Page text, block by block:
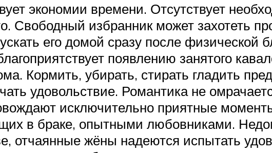
экономии времени. Отсутствует
Свободный избранник может захотеть
его домой сразу после физической
появлению занятого
Кормить, убирать, стирать гладить
удовольствие. Романтика не
исключительно приятные
в браке, опытными любовниками.
отчаянные жёны надеются испытать